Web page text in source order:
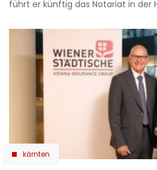
führt er künftig das Notariat in der
kärnten